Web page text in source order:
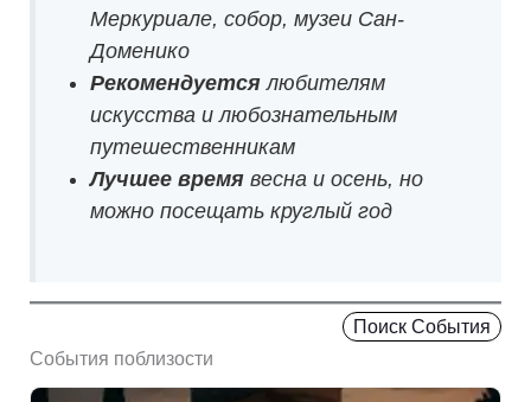
Меркуриале, собор, музеи Сан-
Доменико
Рекомендуется любителям
искусства и любознательным
путешественникам
Лучшее время весна и осень, но
можно посещать круглый год
События поблизости
Поиск События